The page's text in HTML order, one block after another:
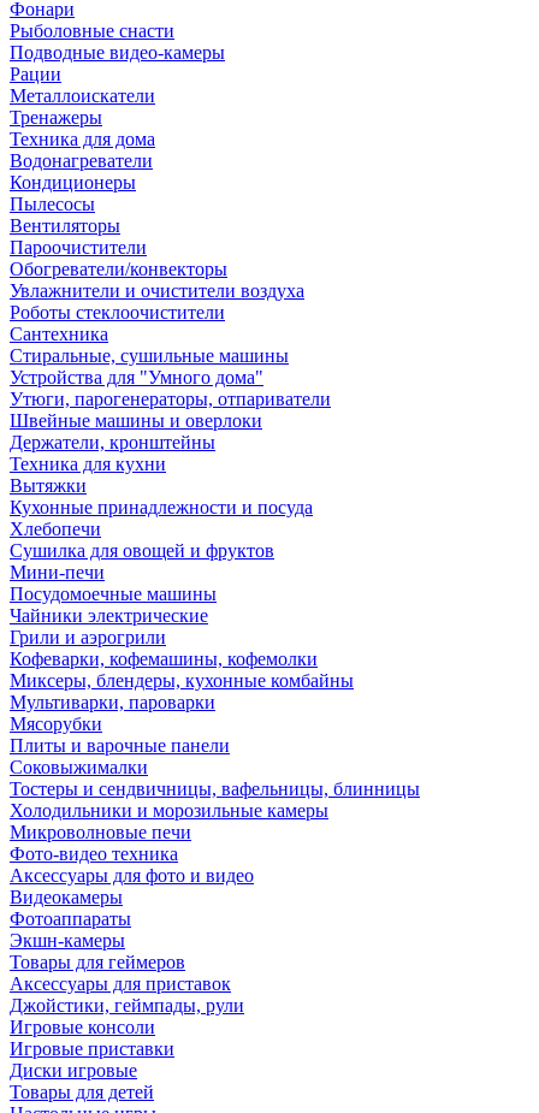
Фонари
Рыболовные снасти
Подводные видео-камеры
Рации
Металлоискатели
Тренажеры
Техника для дома
Водонагреватели
Кондиционеры
Пылесосы
Вентиляторы
Пароочистители
Обогреватели/конвекторы
Увлажнители и очистители воздуха
Роботы стеклоочистители
Сантехника
Стиральные, сушильные машины
Устройства для "Умного дома"
Утюги, парогенераторы, отпариватели
Швейные машины и оверлоки
Держатели, кронштейны
Техника для кухни
Вытяжки
Кухонные принадлежности и посуда
Хлебопечи
Сушилка для овощей и фруктов
Мини-печи
Посудомоечные машины
Чайники электрические
Грили и аэрогрили
Кофеварки, кофемашины, кофемолки
Миксеры, блендеры, кухонные комбайны
Мультиварки, пароварки
Мясорубки
Плиты и варочные панели
Соковыжималки
Тостеры и сендвичницы, вафельницы, блинницы
Холодильники и морозильные камеры
Микроволновые печи
Фото-видео техника
Аксессуары для фото и видео
Видеокамеры
Фотоаппараты
Экшн-камеры
Товары для геймеров
Аксессуары для приставок
Джойстики, геймпады, рули
Игровые консоли
Игровые приставки
Диски игровые
Товары для детей